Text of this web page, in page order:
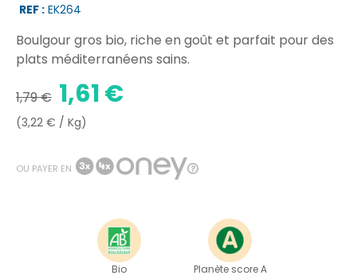
REF : EK264
Boulgour gros bio, riche en goût et parfait pour des
plats méditerranéens sains.
1,79 € 1,61 €
(3,22 € / Kg)
OU PAYER EN
Bio Planète score A